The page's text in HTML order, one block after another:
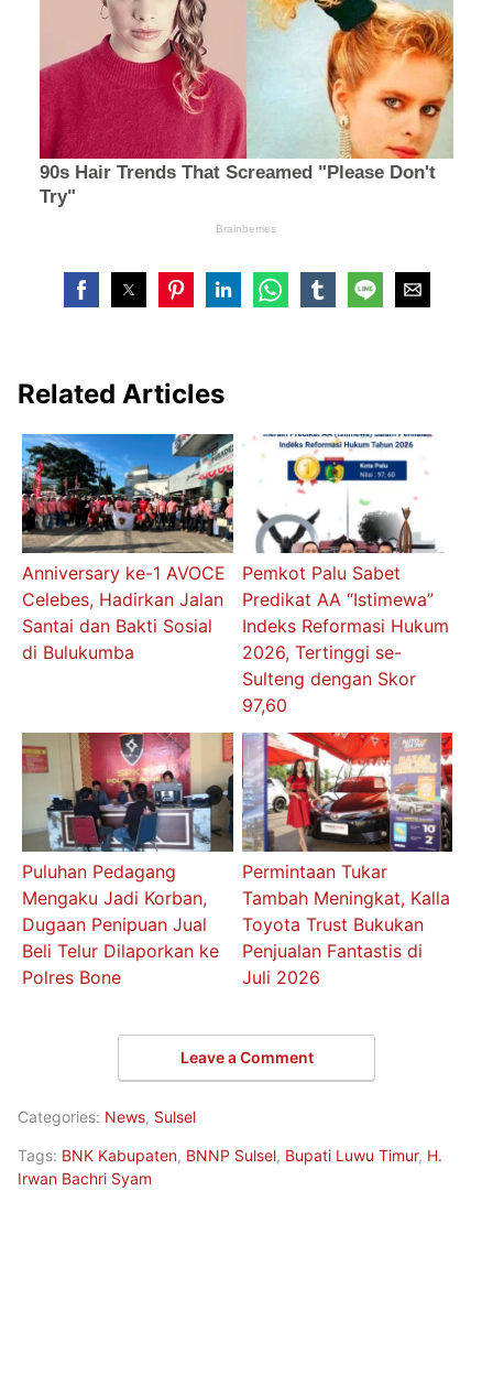
Related Articles
Anniversary ke-1 AVOCE
Celebes, Hadirkan Jalan
Santai dan Bakti Sosial
di Bulukumba
Pemkot Palu Sabet
Predikat AA “Istimewa”
Indeks Reformasi Hukum
2026, Tertinggi se-
Sulteng dengan Skor
97,60
Puluhan Pedagang
Mengaku Jadi Korban,
Dugaan Penipuan Jual
Beli Telur Dilaporkan ke
Polres Bone
Permintaan Tukar
Tambah Meningkat, Kalla
Toyota Trust Bukukan
Penjualan Fantastis di
Juli 2026
Leave a Comment
Categories: News, Sulsel
Tags: BNK Kabupaten, BNNP Sulsel, Bupati Luwu Timur, H.
Irwan Bachri Syam